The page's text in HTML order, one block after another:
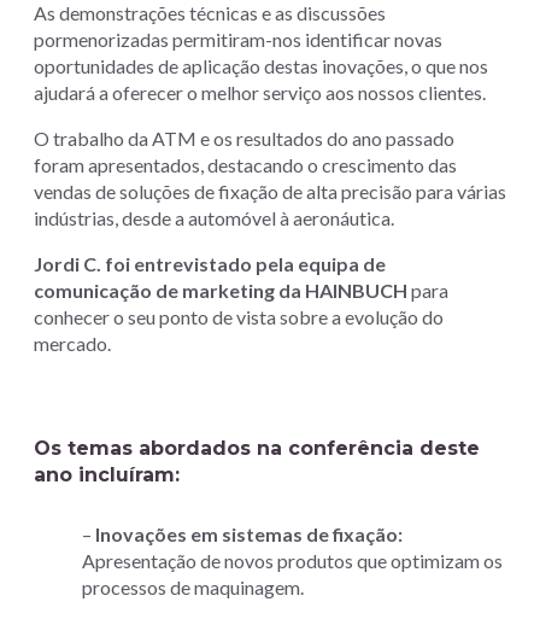
As demonstrações técnicas e as discussões
pormenorizadas permitiram-nos identificar novas
oportunidades de aplicação destas inovações, o que nos
ajudará a oferecer o melhor serviço aos nossos clientes.
O trabalho da ATM e os resultados do ano passado
foram apresentados, destacando o crescimento das
vendas de soluções de fixação de alta precisão para várias
indústrias, desde a automóvel à aeronáutica.
Jordi C. foi entrevistado pela equipa de
comunicação de marketing da HAINBUCH para
conhecer o seu ponto de vista sobre a evolução do
mercado.
Os temas abordados na conferência deste
ano incluíram:
– Inovações em sistemas de fixação:
Apresentação de novos produtos que optimizam os
processos de maquinagem.